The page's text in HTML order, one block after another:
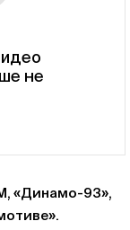
не
«Динамо-93»,